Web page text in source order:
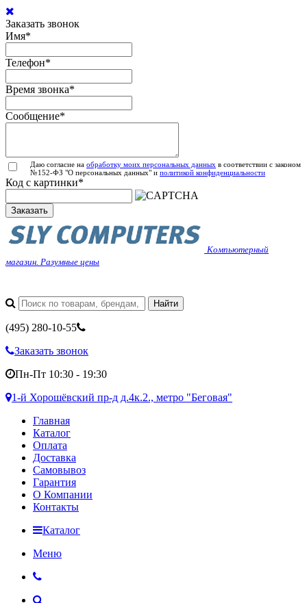
Заказать звонок
Имя*
Телефон*
Время звонка*
Сообщение*
Даю согласие на обработку моих персональных данных в соответствии с законом
№152-ФЗ "О персональных данных" и политикой конфиденциальности
Код с картинки*
Заказать
Компьютерный
магазин. Разумные цены
(495) 280-10-55
Заказать звонок
Пн-Пт 10:30 - 19:30
1-й Хорошёвский пр-д д.4к.2., метро "Беговая"
Главная
Каталог
Оплата
Доставка
Самовывоз
Гарантия
О Компании
Контакты
Каталог
Меню